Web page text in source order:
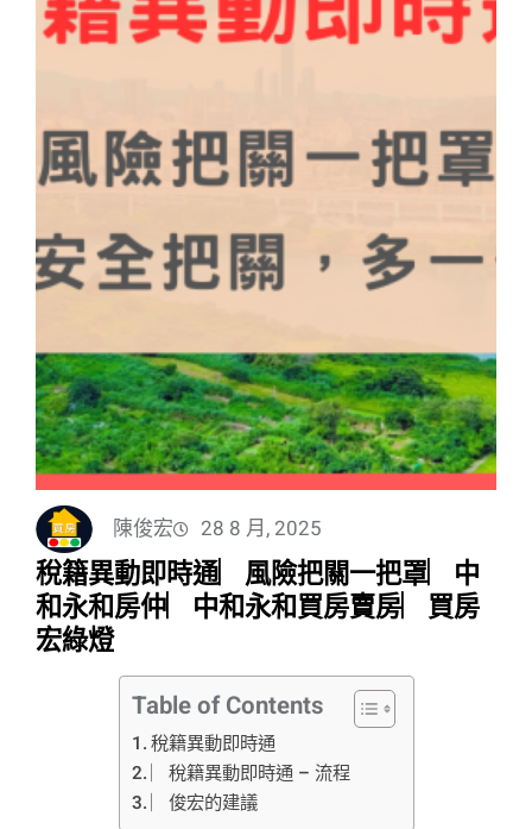
陳俊宏 28 8 月, 2025
稅籍異動即時通︳風險把關一把罩︳中
和永和房仲︳中和永和買房賣房︳買房
宏綠燈
Table of Contents
稅籍異動即時通
︳稅籍異動即時通 – 流程
︳俊宏的建議